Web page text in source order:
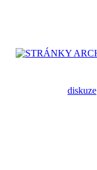
diskuze